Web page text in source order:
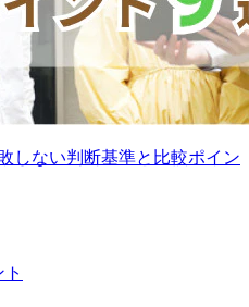
しない判断基準と比較ポイン